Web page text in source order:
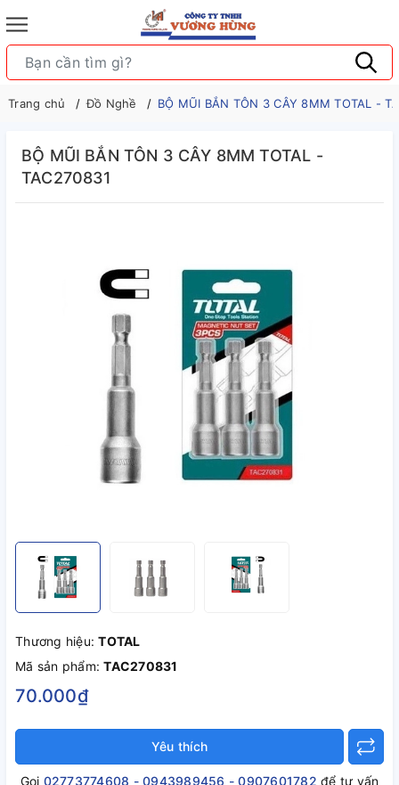
Trang chủ Đồ Nghề BỘ MŨI BẮN TÔN 3 CÂY 8MM TOTAL -
BỘ MŨI BẮN TÔN 3 CÂY 8MM TOTAL -
TAC270831
Thương hiệu:TOTAL
Mã sản phẩm:TAC270831
70.000₫
Yêu thích
Gọi 02773774608 - 0943989456 - 0907601782 để tư vấn